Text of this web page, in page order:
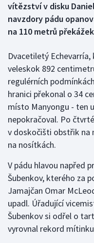
Futsal
Golf
Gymnastika
Házená
Jezdectví
Judo
Krasobruslení
Lezení
Lyže a snowboard
Moderní pětiboj
vítězství v disku
navzdory pádu
na 110 metrů
Dvacetiletý
veleskok 892
regulérních
hranici překonal o 34
místo Manyongu - ten
nepokračoval. Po
v doskočišti obstřik na
na nosítkách.
V pádu hlavou napřed
Šubenkov, kterého za
Jamajčan Omar
upadl. Úřadující
Šubenkov si odřel o
vyrovnal rekord